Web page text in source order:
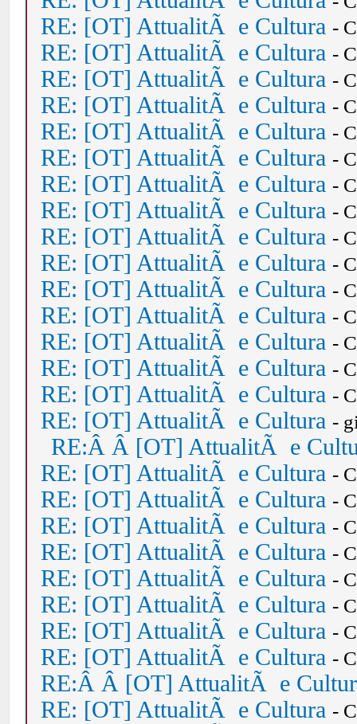
RE: [OT] AttualitÃ e Cultura -
RE: [OT] AttualitÃ e Cultura -
RE: [OT] AttualitÃ e Cultura -
RE: [OT] AttualitÃ e Cultura -
RE: [OT] AttualitÃ e Cultura -
RE: [OT] AttualitÃ e Cultura -
RE: [OT] AttualitÃ e Cultura -
RE: [OT] AttualitÃ e Cultura -
RE: [OT] AttualitÃ e Cultura -
RE: [OT] AttualitÃ e Cultura -
RE: [OT] AttualitÃ e Cultura -
RE: [OT] AttualitÃ e Cultura -
RE: [OT] AttualitÃ e Cultura -
RE: [OT] AttualitÃ e Cultura -
RE: [OT] AttualitÃ e Cultura -
RE: [OT] AttualitÃ e Cultura -
RE:Â Â [OT] AttualitÃ e
RE: [OT] AttualitÃ e Cultura -
RE: [OT] AttualitÃ e Cultura -
RE: [OT] AttualitÃ e Cultura -
RE: [OT] AttualitÃ e Cultura -
RE: [OT] AttualitÃ e Cultura -
RE: [OT] AttualitÃ e Cultura -
RE: [OT] AttualitÃ e Cultura -
RE: [OT] AttualitÃ e Cultura -
RE:Â Â [OT] AttualitÃ e
RE: [OT] AttualitÃ e Cultura -